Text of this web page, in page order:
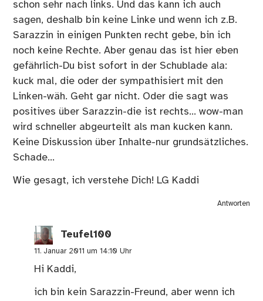
schon sehr nach links. Und das kann ich auch
sagen, deshalb bin keine Linke und wenn ich z.B.
Sarazzin in einigen Punkten recht gebe, bin ich
noch keine Rechte. Aber genau das ist hier eben
gefährlich-Du bist sofort in der Schublade ala:
kuck mal, die oder der sympathisiert mit den
Linken-wäh. Geht gar nicht. Oder die sagt was
positives über Sarazzin-die ist rechts… wow-man
wird schneller abgeurteilt als man kucken kann.
Keine Diskussion über Inhalte-nur grundsätzliches.
Schade…
Wie gesagt, ich verstehe Dich! LG Kaddi
Antworten
Teufel100
11. Januar 2011 um 14:10 Uhr
Hi Kaddi,
ich bin kein Sarazzin-Freund, aber wenn ich